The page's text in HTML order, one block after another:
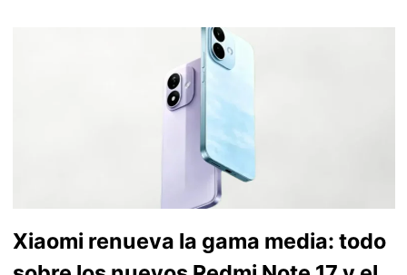
Xiaomi renueva la gama media: todo